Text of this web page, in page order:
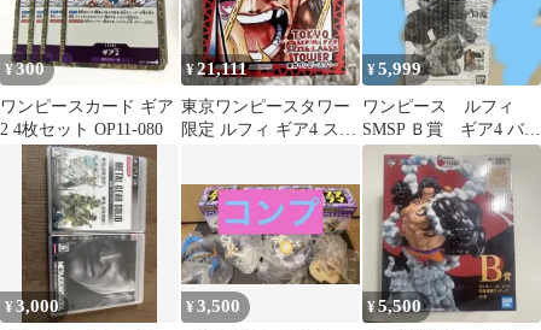
¥300
ワンピースカード ギア
2 4枚セット OP11-080
¥21,111
東京ワンピースタワー
限定 ルフィ ギア4 スネ
¥5,999
ワンピース ルフィ
SMSP Ｂ賞 ギア4 バウ
ンドマン 未開封
¥3,000 ¥3,500 ¥5,500